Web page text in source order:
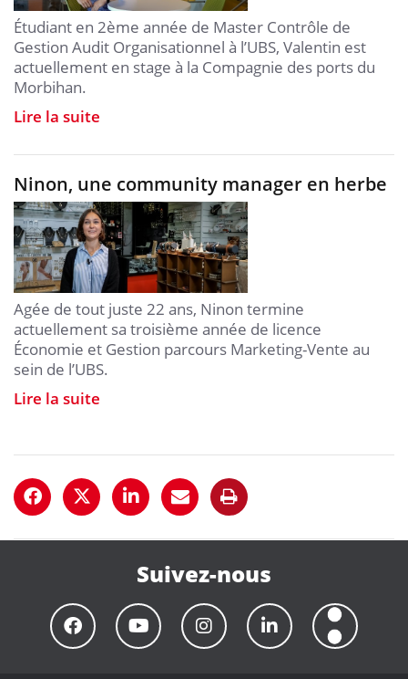
Étudiant en 2ème année de Master Contrôle de
Gestion Audit Organisationnel à l’UBS, Valentin est
actuellement en stage à la Compagnie des ports du
Morbihan.
Lire la suite
Ninon, une community manager en herbe
Agée de tout juste 22 ans, Ninon termine
actuellement sa troisième année de licence
Économie et Gestion parcours Marketing-Vente au
sein de l’UBS.
Lire la suite
Suivez-nous